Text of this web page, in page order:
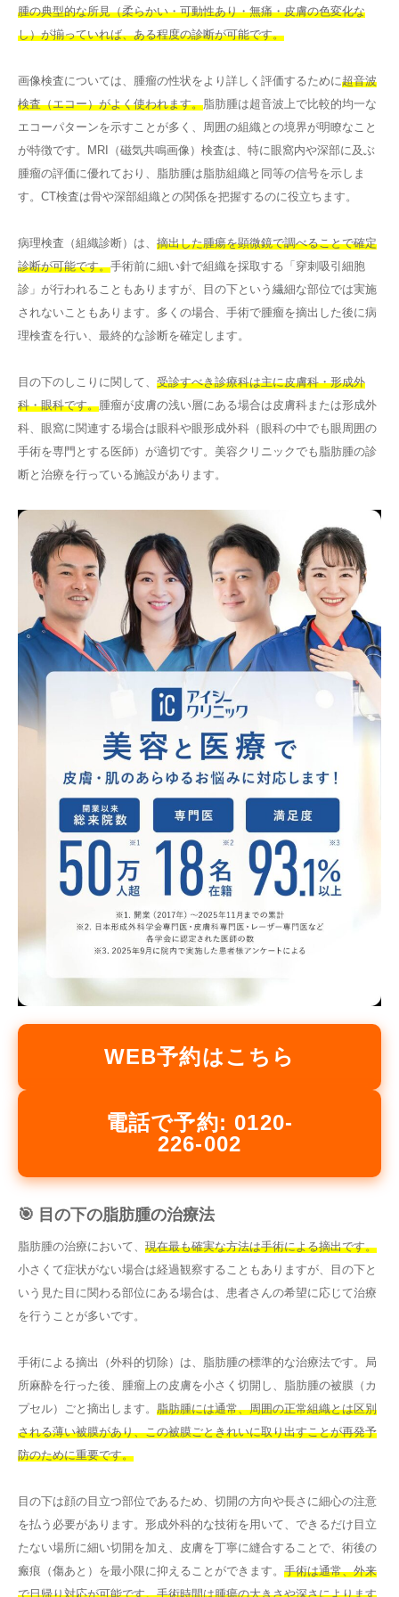
腫の典型的な所見（柔らかい・可動性あり・無痛・皮膚の色変化な
し）が揃っていれば、ある程度の診断が可能です。
画像検査については、腫瘤の性状をより詳しく評価するために超音波
検査（エコー）がよく使われます。脂肪腫は超音波上で比較的均一な
エコーパターンを示すことが多く、周囲の組織との境界が明瞭なこと
が特徴です。MRI（磁気共鳴画像）検査は、特に眼窩内や深部に及ぶ
腫瘤の評価に優れており、脂肪腫は脂肪組織と同等の信号を示しま
す。CT検査は骨や深部組織との関係を把握するのに役立ちます。
病理検査（組織診断）は、 摘出した腫瘍を顕微鏡で調べることで確定
診断が可能です。手術前に細い針で組織を採取する「穿刺吸引細胞
診」が行われることもありますが、目の下という繊細な部位では実施
されないこともあります。多くの場合、手術で腫瘤を摘出した後に病
理検査を行い、最終的な診断を確定します。
目の下のしこりに関して、 受診すべき診療科は主に皮膚科・形成外
科・眼科です。腫瘤が皮膚の浅い層にある場合は皮膚科または形成外
科、眼窩に関連する場合は眼科や眼形成外科（眼科の中でも眼周囲の
手術を専門とする医師）が適切です。美容クリニックでも脂肪腫の診
断と治療を行っている施設があります。
WEB予約はこちら
電話で予約: 0120-
226-002
🎯 目の下の脂肪腫の治療法
脂肪腫の治療において、 現在最も確実な方法は手術による摘出です。
小さくて症状がない場合は経過観察することもありますが、目の下と
いう見た目に関わる部位にある場合は、患者さんの希望に応じて治療
を行うことが多いです。
手術による摘出（外科的切除）は、脂肪腫の標準的な治療法です。局
所麻酔を行った後、腫瘤上の皮膚を小さく切開し、脂肪腫の被膜（カ
プセル）ごと摘出します。 脂肪腫には通常、周囲の正常組織とは区別
される薄い被膜があり、この被膜ごときれいに取り出すことが再発予
防のために重要です。
目の下は顔の目立つ部位であるため、切開の方向や長さに細心の注意
を払う必要があります。形成外科的な技術を用いて、できるだけ目立
たない場所に細い切開を加え、皮膚を丁寧に縫合することで、術後の
瘢痕（傷あと）を最小限に抑えることができます。 手術は通常、外来
で日帰り対応が可能です。手術時間は腫瘍の大きさや深さによります